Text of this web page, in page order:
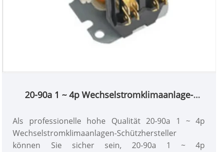
20-90a 1 ~ 4p Wechselstromklimaanlage-
Als professionelle hohe Qualität 20-90a 1 ~ 4p
Wechselstromklimaanlagen-Schützhersteller
können Sie sicher sein, 20-90a 1 ~ 4p